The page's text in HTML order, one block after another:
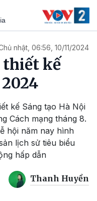
nhật, 06:56, 10/11/2024
thiết kế
kế Sáng tạo Hà Nội
Cách mạng tháng 8.
hội năm nay hình
lịch sử tiêu biểu
hấp dẫn
Thanh Huyền